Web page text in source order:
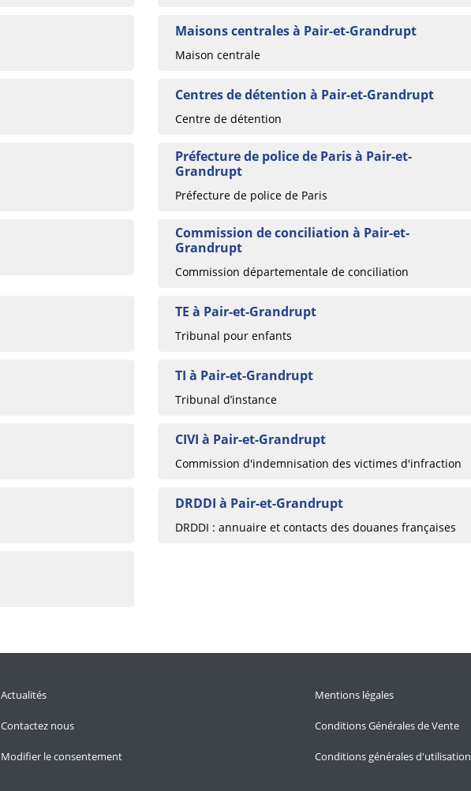
Maisons centrales à Pair-et-Grandrupt
Maison centrale
Centres de détention à Pair-et-Grandrupt
Centre de détention
Préfecture de police de Paris à Pair-et-
Grandrupt
Préfecture de police de Paris
Commission de conciliation à Pair-et-
Grandrupt
Commission départementale de conciliation
TE à Pair-et-Grandrupt
Tribunal pour enfants
TI à Pair-et-Grandrupt
Tribunal d’instance
CIVI à Pair-et-Grandrupt
Commission d'indemnisation des victimes d'infraction
DRDDI à Pair-et-Grandrupt
DRDDI : annuaire et contacts des douanes françaises
Actualités
Contactez nous
Modifier le consentement
Mentions légales
Conditions Générales de Vente
Conditions générales d'utilisation